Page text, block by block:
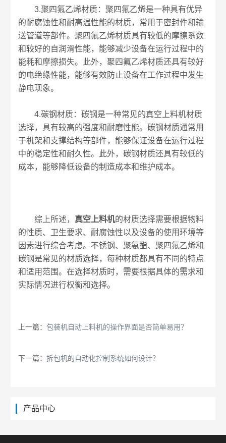
3.聚四氟乙烯材质：聚四氟乙烯是一种具有优异
的耐腐蚀性和耐高温性能的材质，常用于密封件和输
送管道等部件。聚四氟乙烯材质具有较低的摩擦系数
和较好的自润滑性能，能够减少设备在运行过程中的
能耗和摩擦损失。此外，聚四氟乙烯材质还具有较好
的电绝缘性能，能够有效防止设备在工作过程中发生
静电现象。
4.碳钢材质：碳钢是一种常见的真空上料机材质
选择，具有较高的强度和耐磨性能。碳钢材质通常用
于机架和支撑结构等部件，能够保证设备在运行过程
中的稳定性和耐久性。此外，碳钢材质还具有较低的
成本，能够降低设备的制造成本和维护成本。
综上所述， 真空上料机的材质选择需要根据物料
的性质、卫生要求、耐腐蚀性以及设备的使用环境等
因素进行综合考虑。不锈钢、聚氨酯、聚四氟乙烯和
碳钢是常见的材质选择，每种材质都具有不同的特点
和适用范围。在选择材质时，需要根据具体的需求和
实际情况进行权衡和选择。
上一篇：包装机自动上料机的操作界面是否简单易用？
下一篇：拆包机的自动化控制系统如何设计？
产品中心